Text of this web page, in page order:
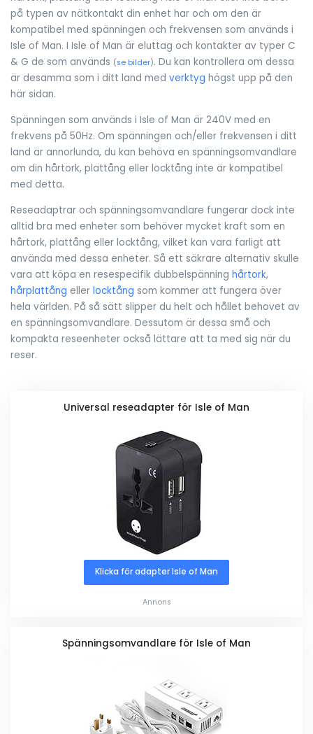
på typen av nätkontakt din enhet har och om den är
kompatibel med spänningen och frekvensen som används i
Isle of Man. I Isle of Man är eluttag och kontakter av typer C
& G de som används (se bilder). Du kan kontrollera om dessa
är desamma som i ditt land med verktyg högst upp på den
här sidan.
Spänningen som används i Isle of Man är 240V med en
frekvens på 50Hz. Om spänningen och/eller frekvensen i ditt
land är annorlunda, du kan behöva en spänningsomvandlare
om din hårtork, plattång eller locktång inte är kompatibel
med detta.
Reseadaptrar och spänningsomvandlare fungerar dock inte
alltid bra med enheter som behöver mycket kraft som en
hårtork, plattång eller locktång, vilket kan vara farligt att
använda med dessa enheter. Så ett säkrare alternativ skulle
vara att köpa en resespecifik dubbelspänning hårtork,
hårplattång eller locktång som kommer att fungera över
hela världen. På så sätt slipper du helt och hållet behovet av
en spänningsomvandlare. Dessutom är dessa små och
kompakta reseenheter också lättare att ta med sig när du
reser.
Universal reseadapter för Isle of Man
Klicka för adapter Isle of Man
Annons
Spänningsomvandlare för Isle of Man